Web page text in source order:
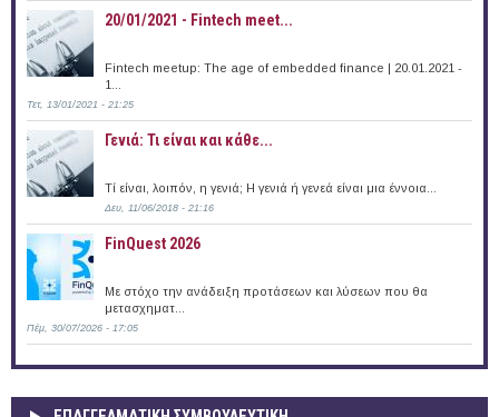
20/01/2021 - Fintech meet...
Fintech meetup: The age of embedded finance | 20.01.2021 -
1...
Τετ, 13/01/2021 - 21:25
Γενιά: Τι είναι και κάθε...
Τί είναι, λοιπόν, η γενιά; Η γενιά ή γενεά είναι μια έννοια...
Δευ, 11/06/2018 - 21:16
FinQuest 2026
Με στόχο την ανάδειξη προτάσεων και λύσεων που θα
μετασχηματ...
Πέμ, 30/07/2026 - 17:05